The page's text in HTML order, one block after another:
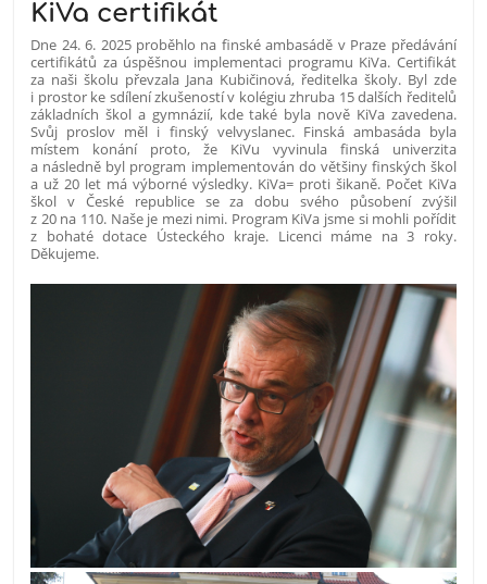
KiVa certifikát
Dne 24. 6. 2025 proběhlo na finské ambasádě v Praze předávání
certifikátů za úspěšnou implementaci programu KiVa. Certifikát
za naši školu převzala Jana Kubičinová, ředitelka školy. Byl zde
i prostor ke sdílení zkušeností v kolégiu zhruba 15 dalších ředitelů
základních škol a gymnázií, kde také byla nově KiVa zavedena.
Svůj proslov měl i finský velvyslanec. Finská ambasáda byla
místem konání proto, že KiVu vyvinula finská univerzita
a následně byl program implementován do většiny finských škol
a už 20 let má výborné výsledky. KiVa= proti šikaně. Počet KiVa
škol v České republice se za dobu svého působení zvýšil
z 20 na 110. Naše je mezi nimi. Program KiVa jsme si mohli pořídit
z bohaté dotace Ústeckého kraje. Licenci máme na 3 roky.
Děkujeme.